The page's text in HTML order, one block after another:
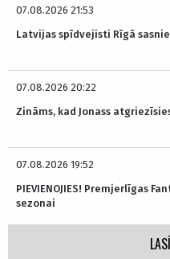
07.08.2026 21:53
Latvijas spīdvejisti Rīgā
07.08.2026 20:22
Zināms, kad Jonass
07.08.2026 19:52
PIEVIENOJIES! Premjerlīgas
sezonai